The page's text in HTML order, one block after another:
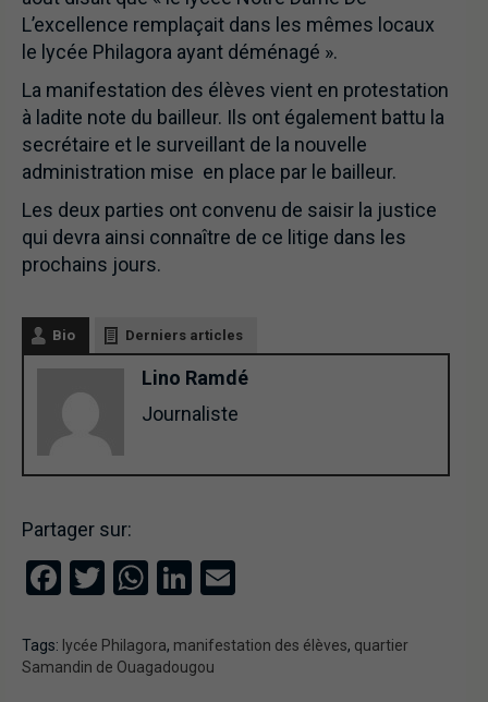
L’excellence remplaçait dans les mêmes locaux
le lycée Philagora ayant déménagé ».
La manifestation des élèves vient en protestation
à ladite note du bailleur. Ils ont également battu la
secrétaire et le surveillant de la nouvelle
administration mise en place par le bailleur.
Les deux parties ont convenu de saisir la justice
qui devra ainsi connaître de ce litige dans les
prochains jours.
Bio Derniers articles
Lino Ramdé
Journaliste
Partager sur:
Facebook
TwitterWhatsApp
LinkedIn
Tags: lycée Philagora, manifestation des élèves, quartier
Samandin de Ouagadougou